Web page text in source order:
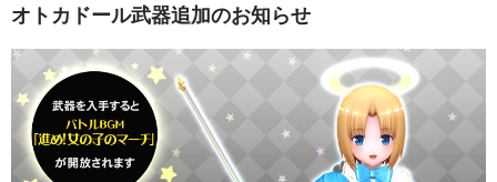
オトカドール武器追加のお知らせ